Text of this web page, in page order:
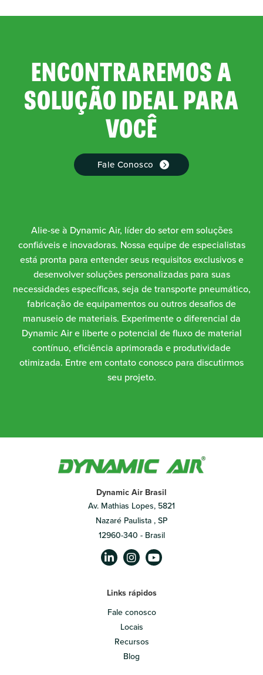
ENCONTRAREMOS A
SOLUÇÃO IDEAL PARA
VOCÊ
Fale Conosco
Alie-se à Dynamic Air, líder do setor em soluções
confiáveis e inovadoras. Nossa equipe de especialistas
está pronta para entender seus requisitos exclusivos e
desenvolver soluções personalizadas para suas
necessidades específicas, seja de transporte pneumático,
fabricação de equipamentos ou outros desafios de
manuseio de materiais. Experimente o diferencial da
Dynamic Air e liberte o potencial de fluxo de material
contínuo, eficiência aprimorada e produtividade
otimizada. Entre em contato conosco para discutirmos
seu projeto.
Dynamic Air Brasil
Av. Mathias Lopes, 5821
Nazaré Paulista , SP
12960-340 - Brasil
Links rápidos
Fale conosco
Locais
Recursos
Blog